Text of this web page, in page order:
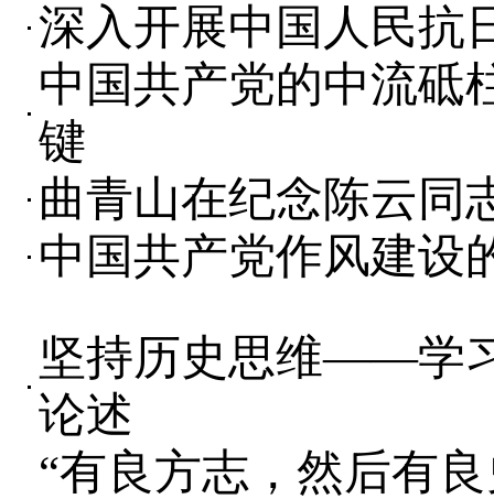
深入开展中国人民抗
中国共产党的中流砥
键
曲青山在纪念陈云同
中国共产党作风建设
坚持历史思维——学
论述
“有良方志，然后有